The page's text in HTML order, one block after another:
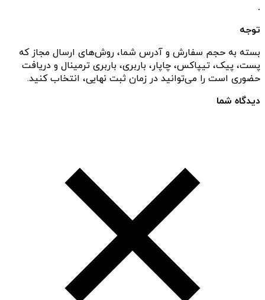
.
توجه
بسته به حجم سفارش و آدرس شما، روش‌های ارسال مجاز که
پست، پیک، تیپاکس، چاپار، باربری، باربری ترمینال و دریافت
حضوری است را می‌توانید در زمان ثبت نهایی، انتخاب کنید.
دیدگاه شما